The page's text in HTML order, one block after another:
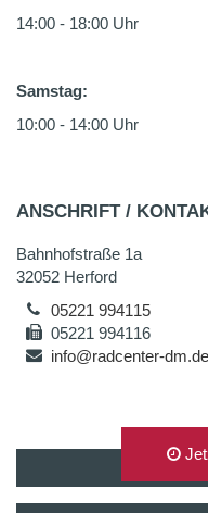
14:00 - 18:00 Uhr
Samstag:
10:00 - 14:00 Uhr
ANSCHRIFT /
Bahnhofstraße 1a
32052 Herford
05221 994115
05221 994116
info@radcenter-dm.de
AUF